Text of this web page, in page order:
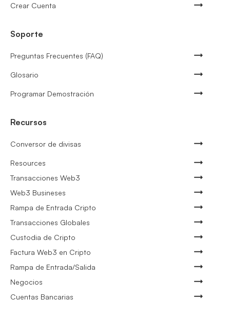
Crear Cuenta
Soporte
Preguntas Frecuentes (FAQ)
Glosario
Programar Demostración
Recursos
Conversor de divisas
Resources
Transacciones Web3
Web3 Busineses
Rampa de Entrada Cripto
Transacciones Globales
Custodia de Cripto
Factura Web3 en Cripto
Rampa de Entrada/Salida
Negocios
Cuentas Bancarias